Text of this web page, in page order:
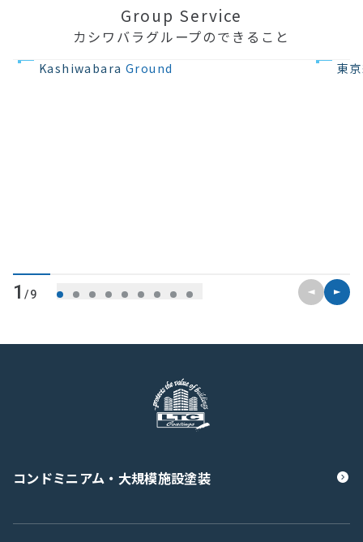
Group Service
カシワバラグループのできること
Kashiwabara Ground 東
1/9 前のスライ
次のス
コンドミニアム・大規模施設塗装